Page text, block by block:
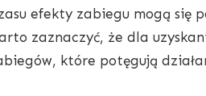
efekty zabiegu mogą się
zaznaczyć, że dla
które potęgują